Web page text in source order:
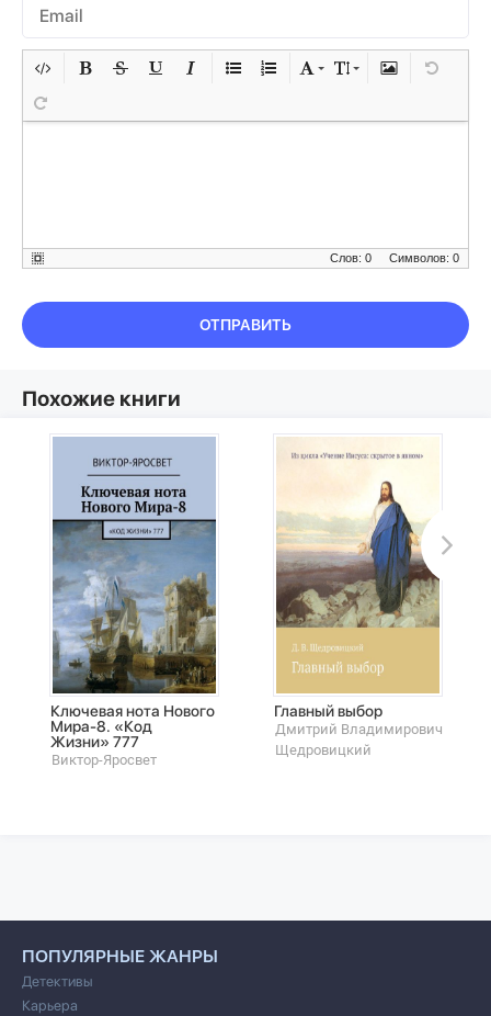
Символов: 0
Слов: 0
ОТПРАВИТЬ
Похожие книги
Ключевая нота Нового
Мира-8. «Код
Жизни» 777
Виктор-Яросвет
Главный выбор
Дмитрий Владимирович
Щедровицкий
ПОПУЛЯРНЫЕ ЖАНРЫ
Детективы
Карьера